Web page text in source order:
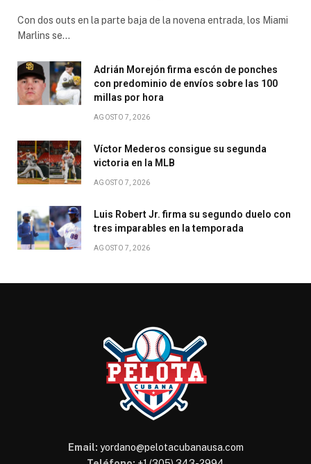
Con dos outs en la parte baja de la novena entrada, los Miami
Marlins se…
Adrián Morejón firma escón de ponches
con predominio de envíos sobre las 100
millas por hora
AGOSTO 7, 2026
Víctor Mederos consigue su segunda
victoria en la MLB
AGOSTO 7, 2026
Luis Robert Jr. firma su segundo duelo con
tres imparables en la temporada
AGOSTO 7, 2026
Email: yordano@pelotacubanausa.com